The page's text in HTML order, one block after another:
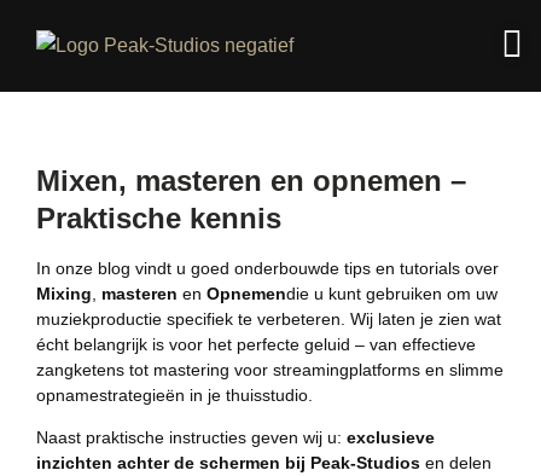
Mixen, masteren en opnemen –
Praktische kennis
In onze blog vindt u goed onderbouwde tips en tutorials over
Mixing
masteren en Opnemendie u kunt gebruiken om uw
muziekproductie specifiek te verbeteren. Wij laten je zien wat
écht belangrijk is voor het perfecte geluid – van effectieve
zangketens tot mastering voor streamingplatforms en slimme
opnamestrategieën in je thuisstudio.
Naast praktische instructies geven wij u: exclusieve
inzichten achter de schermen bij Peak-Studios en delen